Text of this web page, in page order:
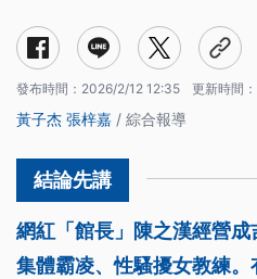
發布時間： 2026/2/12 12:35 更新時間：
黃子杰 張梓嘉 / 綜合報導
網紅「館長」陳之漢經營
集體霸凌、性騷擾女教練